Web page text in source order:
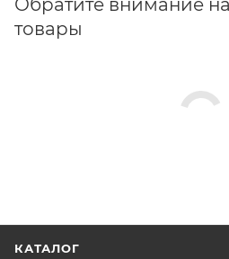
Обратите внимание
товары
КАТАЛОГ